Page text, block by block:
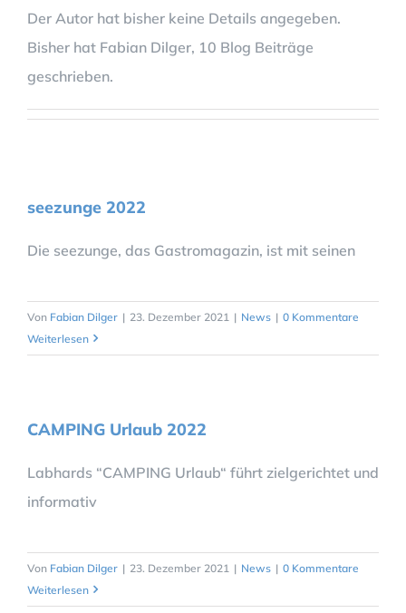
Der Autor hat bisher keine Details angegeben.
Bisher hat Fabian Dilger, 10 Blog Beiträge
geschrieben.
seezunge 2022
Die seezunge, das Gastromagazin, ist mit seinen
Von Fabian Dilger | 23. Dezember 2021 | News | 0 Kommentare
Weiterlesen
CAMPING Urlaub 2022
Labhards “CAMPING Urlaub“ führt zielgerichtet und
informativ
Von Fabian Dilger | 23. Dezember 2021 | News | 0 Kommentare
Weiterlesen